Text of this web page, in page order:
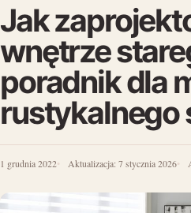
Jak
wnętrze
poradnik dla
rustykalnego
1 grudnia 2022 Aktualizacja: 7 stycznia 2026